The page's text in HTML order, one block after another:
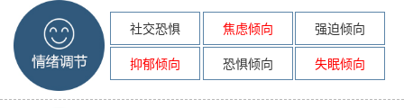
社交恐惧 焦虑倾向
强迫倾向
抑郁倾向
恐惧倾向 失眠倾向